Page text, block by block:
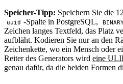
Speicher-Tipp: Speichern Sie die
uuid -Spalte in PostgreSQL,
Zeichen langes Textfeld, das Platz
aufbläht. Kodieren Sie nur an den
Zeichenkette, wo ein Mensch oder
Reiter des Generators wird eine
genau dafür, da die beiden Formen